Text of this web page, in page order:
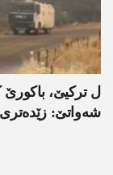
ل ترکیێ، باکورێ
شەواتێ: زێدەتری 200 دەڤەر د ناڤ ئاگری دە